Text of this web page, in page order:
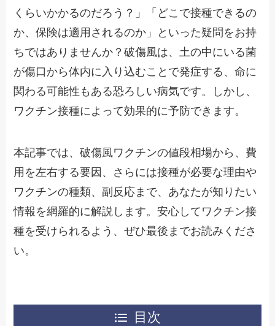
くらいかかるのだろう？」「どこで接種できるの
か、保険は適用されるのか」といった疑問をお持
ちではありませんか？破傷風は、土の中にいる菌
が傷口から体内に入り込むことで発症する、命に
関わる可能性もある恐ろしい病気です。しかし、
ワクチン接種によって効果的に予防できます。
本記事では、破傷風ワクチンの値段相場から、費
用を左右する要因、さらには接種が必要な理由や
ワクチンの種類、副反応まで、あなたが知りたい
情報を網羅的に解説します。安心してワクチン接
種を受けられるよう、ぜひ最後までお読みくださ
い。
目次